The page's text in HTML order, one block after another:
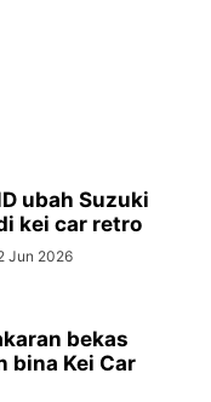
ubah Suzuki
kei car retro
Jun 2026
bekas
bina Kei Car